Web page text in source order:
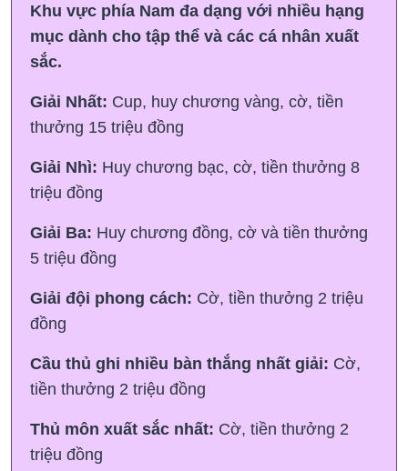
Khu vực phía Nam đa dạng với nhiều hạng
mục dành cho tập thể và các cá nhân xuất
sắc.
Giải Nhất: Cup, huy chương vàng, cờ, tiền
thưởng 15 triệu đồng
Giải Nhì: Huy chương bạc, cờ, tiền thưởng 8
triệu đồng
Giải Ba: Huy chương đồng, cờ và tiền thưởng
5 triệu đồng
Giải đội phong cách: Cờ, tiền thưởng 2 triệu
đồng
Cầu thủ ghi nhiều bàn thắng nhất giải: Cờ,
tiền thưởng 2 triệu đồng
Thủ môn xuất sắc nhất: Cờ, tiền thưởng 2
triệu đồng